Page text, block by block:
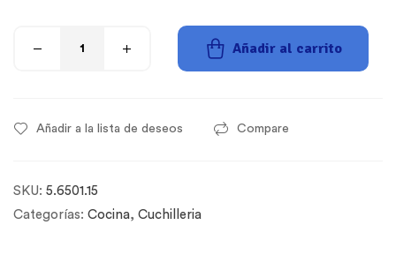
Añadir al carrito
Añadir a la lista de deseos Compare
SKU: 5.6501.15
Categorías: Cocina, Cuchilleria